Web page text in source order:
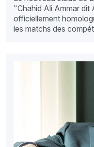
"Chahid Ali Ammar dit
officiellement
les matchs des